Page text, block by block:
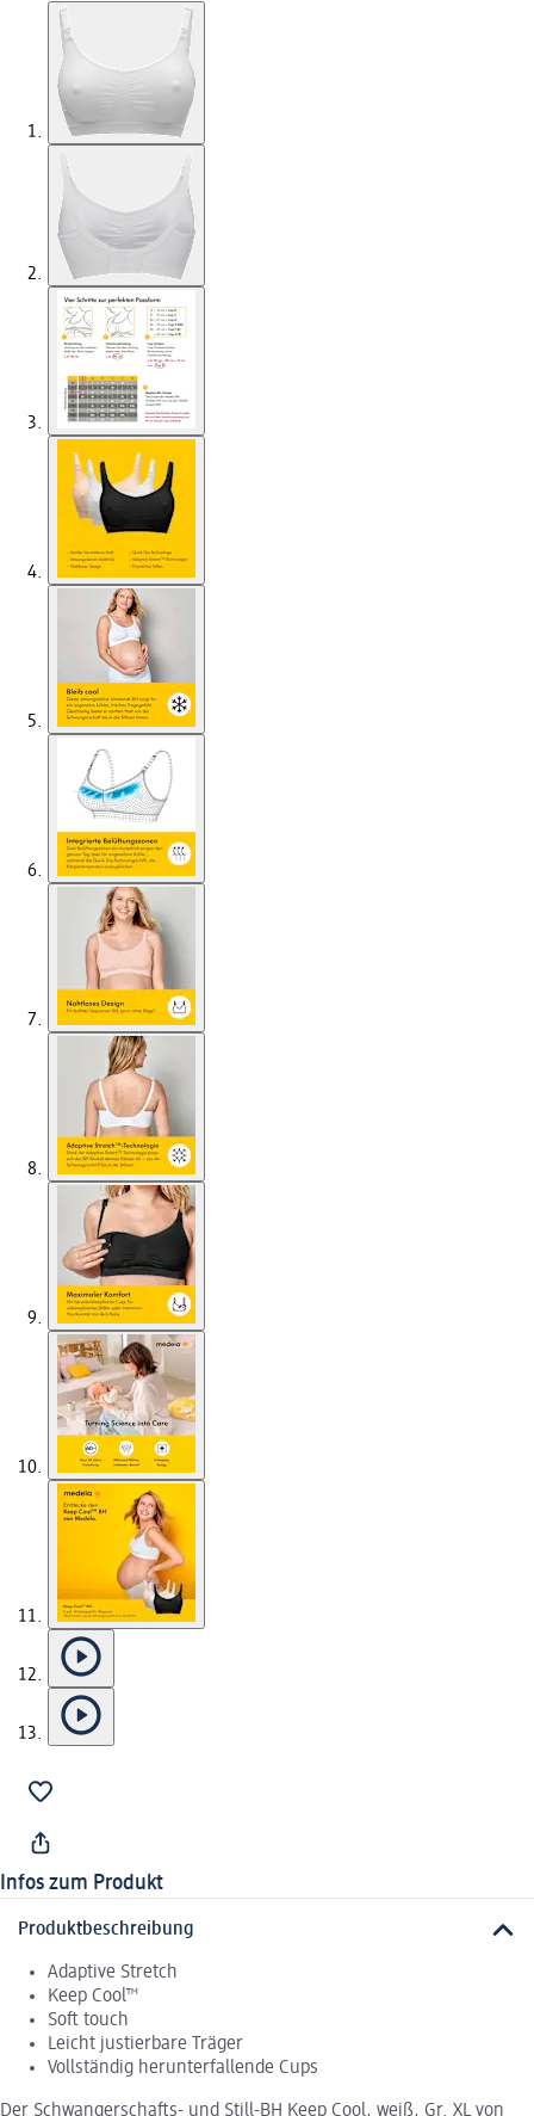
Infos zum Produkt
Produktbeschreibung
Adaptive Stretch
Keep Cool™
Soft touch
Leicht justierbare Träger
Vollständig herunterfallende Cups
Der Schwangerschafts- und Still-BH Keep Cool, weiß, Gr. XL von